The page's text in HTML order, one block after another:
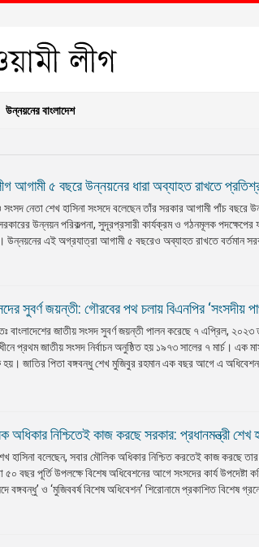
উন্নয়নের বাংলাদেশ
আগামী ৫ বছরে উন্নয়নের ধারা অব্যাহত রাখতে
সংসদ নেতা শেখ হাসিনা সংসদে বলেছেন তাঁর সরকার আগামী পাঁচ
উন্নয়ন পরিকল্পনা, সুদূরপ্রসারী কার্যক্রম ও গঠনমূলক
উন্নয়নের এই অগ্রযাত্রা আগামী ৫ বছরেও অব্যাহত রাখতে বর্তমান
সুবর্ণ জয়ন্তী: গৌরবের পথ চলায় বিএনপির ‘সংসদীয়
বাংলাদেশের জাতীয় সংসদ সুবর্ণ জয়ন্তী পালন করেছে ৭ এপ্রিল,
প্রথম জাতীয় সংসদ নির্বাচন অনুষ্ঠিত হয় ১৯৭৩ সালের ৭ মার্চ।
জাতির পিতা বঙ্গবন্ধু শেখ মুজিবুর রহমান এক বছর আগে এ
অধিকার নিশ্চিতেই কাজ করছে সরকার: প্রধানমন্ত্রী শেখ
হাসিনা বলেছেন, সবার মৌলিক অধিকার নিশ্চিত করতেই কাজ করছে
৫০ বছর পূর্তি উপলক্ষে বিশেষ অধিবেশনের আগে সংসদের কার্য উপদেষ্টা
বঙ্গবন্ধু’ ও ‘মুজিববর্ষ বিশেষ অধিবেশন’ শিরোনামে প্রকাশিত বিশেষ